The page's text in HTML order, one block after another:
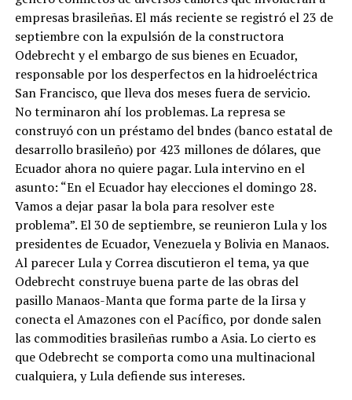
empresas brasileñas. El más reciente se registró el 23 de
septiembre con la expulsión de la constructora
Odebrecht y el embargo de sus bienes en Ecuador,
responsable por los desperfectos en la hidroeléctrica
San Francisco, que lleva dos meses fuera de servicio.
No terminaron ahí los problemas. La represa se
construyó con un préstamo del bndes (banco estatal de
desarrollo brasileño) por 423 millones de dólares, que
Ecuador ahora no quiere pagar. Lula intervino en el
asunto: “En el Ecuador hay elecciones el domingo 28.
Vamos a dejar pasar la bola para resolver este
problema”. El 30 de septiembre, se reunieron Lula y los
presidentes de Ecuador, Venezuela y Bolivia en Manaos.
Al parecer Lula y Correa discutieron el tema, ya que
Odebrecht construye buena parte de las obras del
pasillo Manaos-Manta que forma parte de la Iirsa y
conecta el Amazones con el Pacífico, por donde salen
las commodities brasileñas rumbo a Asia. Lo cierto es
que Odebrecht se comporta como una multinacional
cualquiera, y Lula defiende sus intereses.